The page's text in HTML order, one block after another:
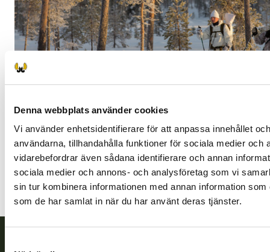
Denna webbplats använder cookies
Vi använder enhetsidentifierare för att anpassa innehållet
användarna, tillhandahålla funktioner för sociala medier och
vidarebefordrar även sådana identifierare och annan
sociala medier och annons- och analysföretag som vi
sin tur kombinera informationen med annan information
som de har samlat in när du har använt deras tjänster.
Bild: Hannu Huttu
Se jakttiderna (metsastajalehti.fi)
Läs om ansvarsfull jakt på skogshönsfåglar (riistainfo.fi)